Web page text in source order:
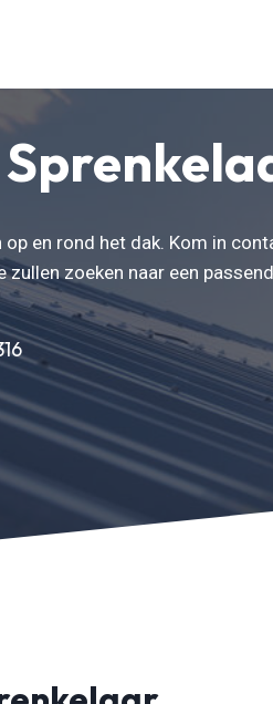
en rond het dak. Kom in
zullen zoeken naar een